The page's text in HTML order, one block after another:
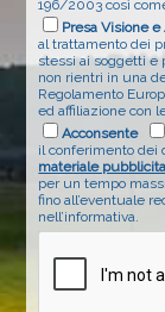
196/2003 così
Presa Visione
al trattamento dei
stessi ai soggetti e
non rientri in una
Regolamento
ed affiliazione con
Acconsente
il conferimento dei
materiale
per un tempo
fino all’eventuale
nell’informativa.